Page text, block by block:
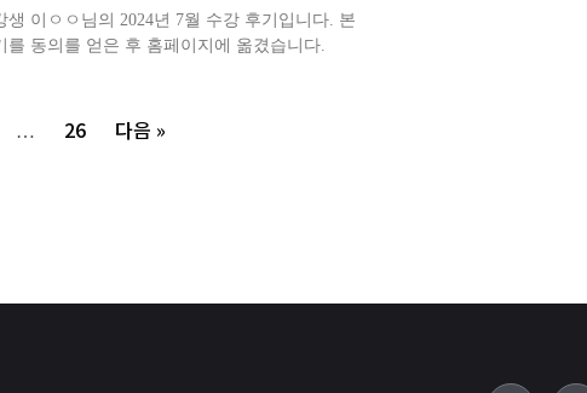
이ㅇㅇ님의 2024년 7월 수강 후기입니다. 본
동의를 얻은 후 홈페이지에 옮겼습니다.
… 26 다음 »